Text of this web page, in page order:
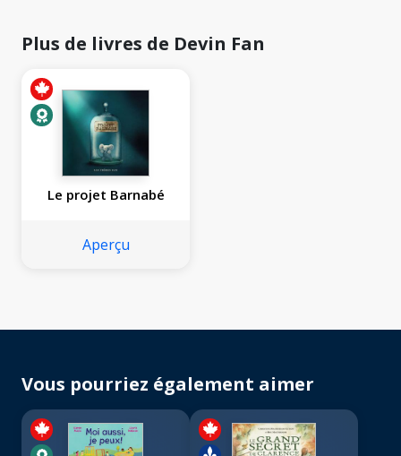
Plus de livres de Devin Fan
Le projet Barnabé
Aperçu
Vous pourriez également aimer